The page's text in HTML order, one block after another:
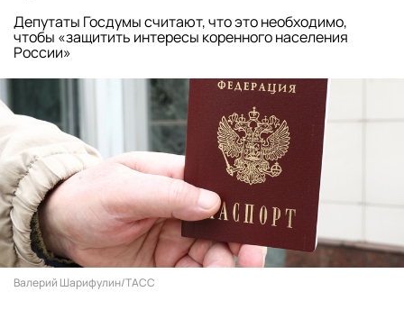
Депутаты Госдумы считают, что это необходимо,
чтобы «защитить интересы коренного населения
России»
Валерий Шарифулин/ТАСС